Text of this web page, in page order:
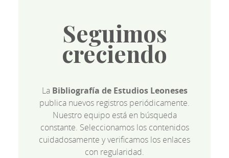
Seguimos
creciendo
La Bibliografía de Estudios Leoneses
publica nuevos registros periódicamente.
Nuestro equipo está en búsqueda
constante. Seleccionamos los contenidos
cuidadosamente y verificamos los enlaces
con regularidad.